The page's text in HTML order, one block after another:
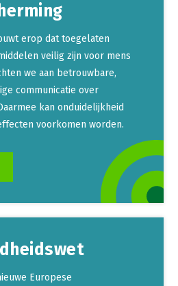
erop dat toegelaten
veilig zijn voor mens
we aan betrouwbare,
communicatie over
kan onduidelijkheid
voorkomen worden.
Europese